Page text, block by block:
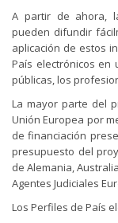
A partir de ahora,
pueden difundir
aplicación de estos
País electrónicos en
públicas, los
La mayor parte del
Unión Europea por
de financiación
presupuesto del
de Alemania,
Agentes Judiciales
Los Perfiles de País